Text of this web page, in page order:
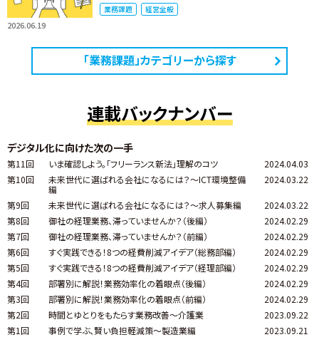
2026.06.19
業務課題 経営全般
「業務課題」カテゴリーから探す
連載バックナンバー
デジタル化に向けた次の一手
第11回 いま確認しよう。「フリーランス新法」理解のコツ
2024.04.03
第10回
未来世代に選ばれる会社になるには？～ICT環境整備
編
2024.03.22
第9回 未来世代に選ばれる会社になるには？～求人募集編
2024.03.22
第8回
御社の経理業務、滞っていませんか？（後編）
2024.02.29
第7回
御社の経理業務、滞っていませんか？（前編）
2024.02.29
第6回
すぐ実践できる！8つの経費削減アイデア（総務部編）
2024.02.29
第5回
すぐ実践できる！8つの経費削減アイデア（経理部編）
2024.02.29
第4回
部署別に解説！業務効率化の着眼点（後編）
2024.02.29
第3回
部署別に解説！業務効率化の着眼点（前編）
2024.02.29
第2回
時間とゆとりをもたらす業務改善～介護業
2023.09.22
第1回
事例で学ぶ、賢い負担軽減策～製造業編 2023.09.21